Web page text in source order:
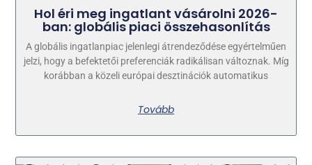
Hol éri meg ingatlant vásárolni 2026-
ban: globális piaci összehasonlítás
A globális ingatlanpiac jelenlegi átrendeződése egyértelműen
jelzi, hogy a befektetői preferenciák radikálisan változnak. Míg
korábban a közeli európai desztinációk automatikus
Tovább